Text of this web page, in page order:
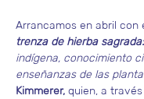
Arrancamos en abril con
trenza de hierba
indígena, conocimiento
enseñanzas de las
Kimmerer, quien, a